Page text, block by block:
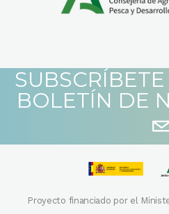
BOLETÍN DE
Proyecto financiado por el